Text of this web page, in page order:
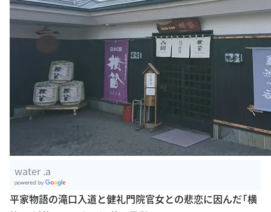
water .a
oogle Plac
平家物語の滝口入道と健礼門院官女との悲恋に因んだ「横